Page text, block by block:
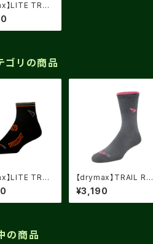
】LITE TRAI
CREW Bl
Green/
speed goat
ゴリの商品
】LITE TRAI
1/4CRE
Foliage Gr
speed
【drymax】TRAIL RU
NNING CREW Dark
Gray/Neon Pink
¥3,190
の商品